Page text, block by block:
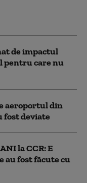
de impactul
pentru care nu
aeroportul din
fost deviate
la CCR: E
au fost făcute cu